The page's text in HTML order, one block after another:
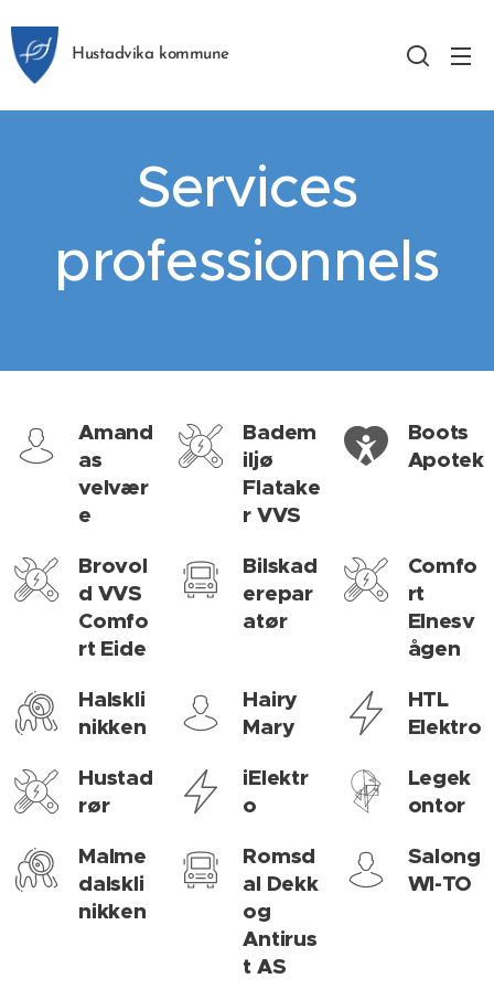
Hustadvika kommune
Services
professionnels
Amand
as
velvær
e
Badem
iljø
Flatake
r VVS
Boots
Apotek
Brovol
d VVS
Comfo
rt Eide
Bilskad
erepar
atør
Comfo
rt
Elnesv
ågen
Halskli
nikken
Hairy
Mary
HTL
Elektro
Hustad
rør
iElektr
o
Legek
ontor
Malme
dalskli
nikken
Romsd
al Dekk
og
Antirus
t AS
Salong
WI-TO